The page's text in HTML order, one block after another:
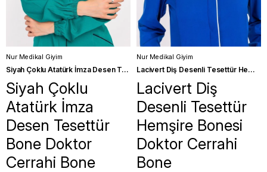
Nur Medikal Giyim
Siyah Çoklu Atatürk İmza Desen Tesettür Bone Doktor Cerrahi Bone
Siyah Çoklu
Atatürk İmza
Desen Tesettür
Bone Doktor
Cerrahi Bone
Nur Medikal Giyim
Lacivert Diş Desenli Tesettür Hemşire Bonesi Doktor Cerrahi Bone
Lacivert Diş
Desenli Tesettür
Hemşire Bonesi
Doktor Cerrahi
Bone